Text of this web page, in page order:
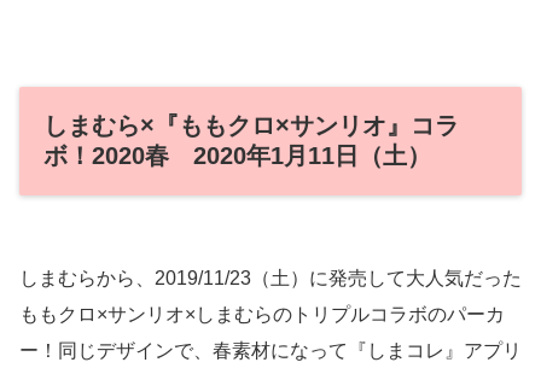
しまむら×『ももクロ×サンリオ』コラ
ボ！2020春 2020年1月11日（土）
しまむらから、2019/11/23（土）に発売して大人気だった
ももクロ×サンリオ×しまむらのトリプルコラボのパーカ
ー！同じデザインで、春素材になって『しまコレ』アプリ